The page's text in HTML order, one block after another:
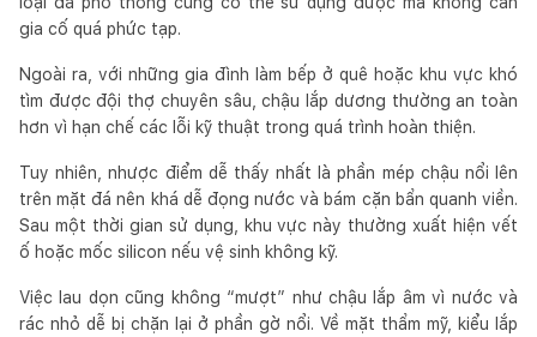
gia cố quá phức tạp.
Ngoài ra, với những gia đình làm bếp ở quê hoặc khu vực khó
tìm được đội thợ chuyên sâu, chậu lắp dương thường an toàn
hơn vì hạn chế các lỗi kỹ thuật trong quá trình hoàn thiện.
Tuy nhiên, nhược điểm dễ thấy nhất là phần mép chậu nổi lên
trên mặt đá nên khá dễ đọng nước và bám cặn bẩn quanh viền.
Sau một thời gian sử dụng, khu vực này thường xuất hiện vết
ố hoặc mốc silicon nếu vệ sinh không kỹ.
Việc lau dọn cũng không “mượt” như chậu lắp âm vì nước và
rác nhỏ dễ bị chặn lại ở phần gờ nổi. Về mặt thẩm mỹ, kiểu lắp